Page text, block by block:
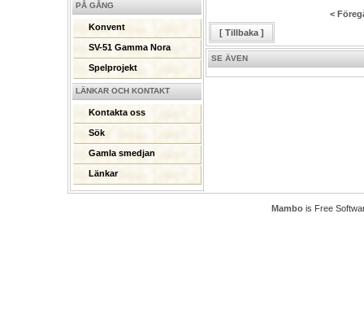
PÅ GÅNG
Konvent
SV-51 Gamma Nora
Spelprojekt
LÄNKAR OCH KONTAKT
Kontakta oss
Sök
Gamla smedjan
Länkar
<
[ Tillbaka ]
SE ÄVEN
Mambois Free